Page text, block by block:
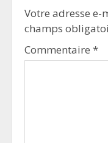
Votre adresse e-
champs
Commentaire *